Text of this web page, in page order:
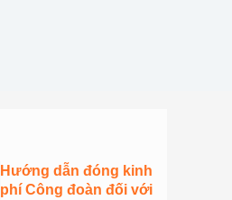
Hướng dẫn đóng kinh
phí Công đoàn đối với